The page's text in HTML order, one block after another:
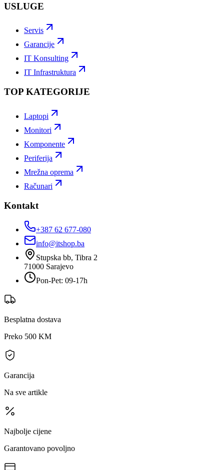
USLUGE
Servis
Garancije
IT Konsulting
IT Infrastruktura
TOP KATEGORIJE
Laptopi
Monitori
Komponente
Periferija
Mrežna oprema
Računari
Kontakt
+387 62 677-080
info@itshop.ba
Stupska bb, Tibra 2
71000 Sarajevo
Pon-Pet: 09-17h
Besplatna dostava
Preko 500 KM
Garancija
Na sve artikle
Najbolje cijene
Garantovano povoljno